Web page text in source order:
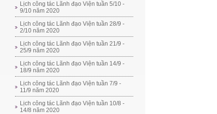
Lịch công tác Lãnh đạo Viện tuần 5/10 -
9/10 năm 2020
Lịch công tác Lãnh đạo Viện tuần 28/9 -
2/10 năm 2020
Lịch công tác Lãnh đạo Viện tuần 21/9 -
25/9 năm 2020
Lịch công tác Lãnh đạo Viện tuần 14/9 -
18/9 năm 2020
Lịch công tác Lãnh đạo Viện tuần 7/9 -
11/9 năm 2020
Lịch công tác Lãnh đạo Viện tuần 10/8 -
14/8 năm 2020